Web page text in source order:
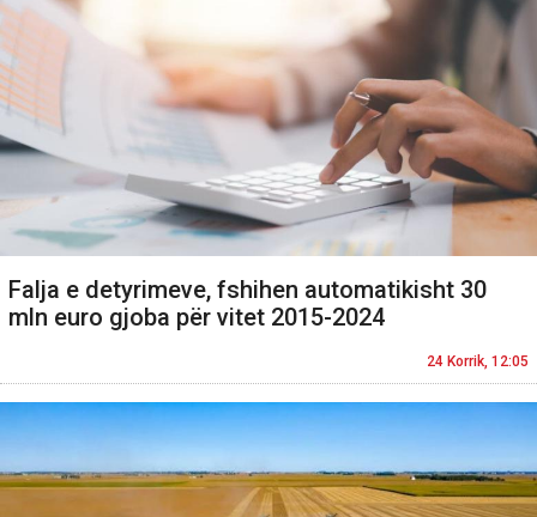
Falja e detyrimeve, fshihen automatikisht 30
mln euro gjoba për vitet 2015-2024
24 Korrik, 12:05